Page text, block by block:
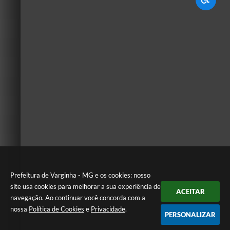
Prefeitura de Varginha - MG e os cookies: nosso
site usa cookies para melhorar a sua experiência de
navegação. Ao continuar você concorda com a
nossa Política de Cookies e Privacidade.
ACEITAR
PERSONALIZAR